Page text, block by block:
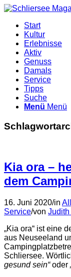
Start
Kultur
Erlebnisse
Aktiv
Genuss
Damals
Service
Tipps
Suche
Menü Menü
Kia ora –
dem
16. Juni 2020/in
Service/von
„Kia ora“ ist eine
aus Neuseeland
Schliersee.
gesund sein“oder